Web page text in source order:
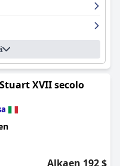
XVII secolo
Alkaen 192 $